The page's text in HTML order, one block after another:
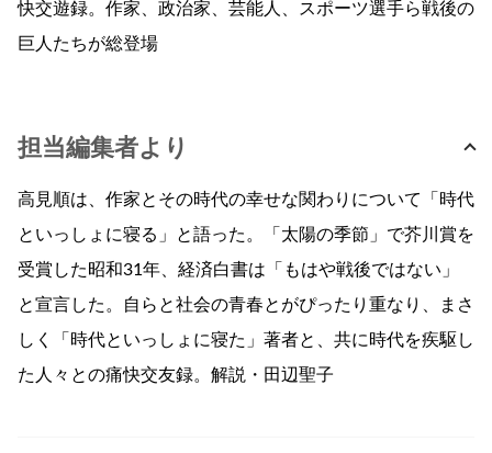
快交遊録。作家、政治家、芸能人、スポーツ選手ら戦後の
巨人たちが総登場
担当編集者より
高見順は、作家とその時代の幸せな関わりについて「時代
といっしょに寝る」と語った。「太陽の季節」で芥川賞を
受賞した昭和31年、経済白書は「もはや戦後ではない」
と宣言した。自らと社会の青春とがぴったり重なり、まさ
しく「時代といっしょに寝た」著者と、共に時代を疾駆し
た人々との痛快交友録。解説・田辺聖子